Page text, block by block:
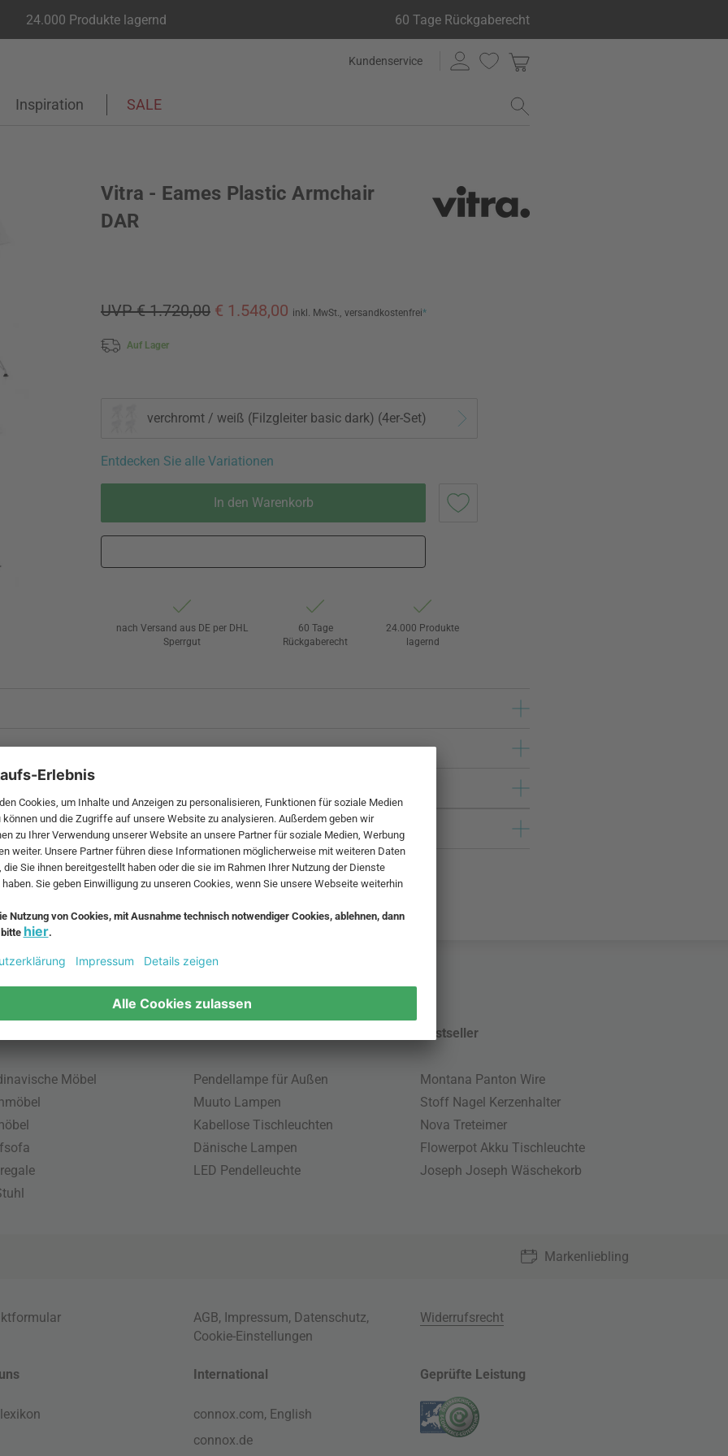
24.000 Produkte lagernd 60 Tage Rückgaberecht
Kundenservice
Inspiration SALE
Vitra - Eames Plastic Armchair
DAR
UVP € 1.720,00 € 1.548,00 inkl. MwSt., versandkostenfrei*
Auf Lager
verchromt / weiß (Filzgleiter basic dark) (4er-Set)
Entdecken Sie alle Variationen
In den Warenkorb
nach Versand aus DE per DHL
Sperrgut
60 Tage
Rückgaberecht
24.000 Produkte
lagernd
und zzgl.
Möbel
Pendellampe für Außen
Muuto Lampen
Kabellose Tischleuchten
Dänische Lampen
LED Pendelleuchte
Bestseller
Montana Panton Wire
Stoff Nagel Kerzenhalter
Nova Treteimer
Flowerpot Akku Tischleuchte
Joseph Joseph Wäschekorb
Markenliebling
AGB, Impressum, Datenschutz,
Cookie-Einstellungen
Widerrufsrecht
International
connox.com, English
connox.de
Geprüfte Leistung